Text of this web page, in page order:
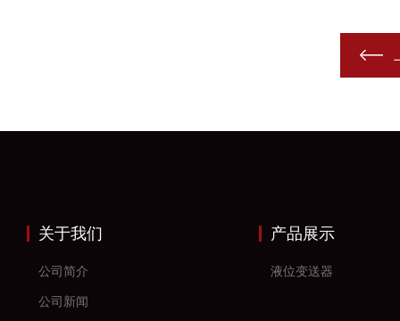
关于我们
公司简介
公司新闻
产品展示
液位变送器